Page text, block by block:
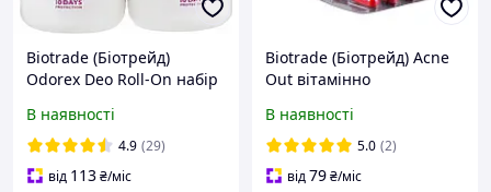
Biotrade (Біотрейд)
Odorex Deo Roll-On набір
кулькових тривалої дії,
2×40 мл
В наявності
4.9 (29)
від 113₴/міс
Biotrade (Біотрейд) Acne
Out вітамінно
для жирної та проблемної
шкіри, капсули від акне,
30 шт догляд і зах
В наявності
5.0 (2)
від79₴/міс